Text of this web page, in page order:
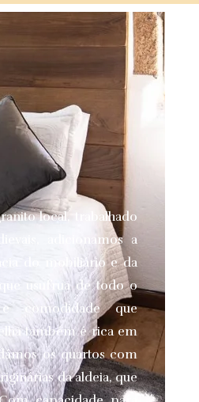
local, trabalhado
adicionamos a
do mobiliário e da
usufrua de todo o
comodidade que
também é rica em
os quartos com
da aldeia, que